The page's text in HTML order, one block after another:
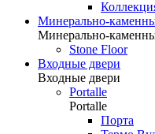
Минерально-
Минерально-
Stone Floor
Входные двери
Входные двери
Portalle
Portalle
Порта